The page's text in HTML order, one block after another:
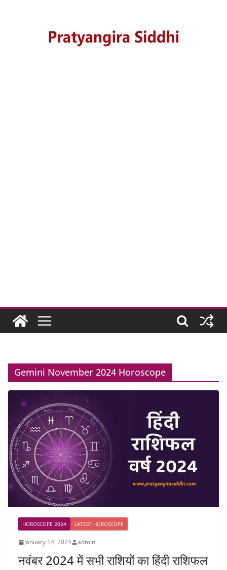
Gemini November 2024 Horoscope
HOROSCOPE 2024 LATEST HOROSCOPE
January 14, 2024 admin
नवंबर 2024 में सभी राशियों का हिंदी राशिफल